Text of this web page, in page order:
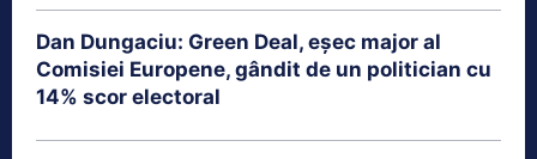
Dan Dungaciu: Green Deal, eșec major al
Comisiei Europene, gândit de un politician cu
14% scor electoral